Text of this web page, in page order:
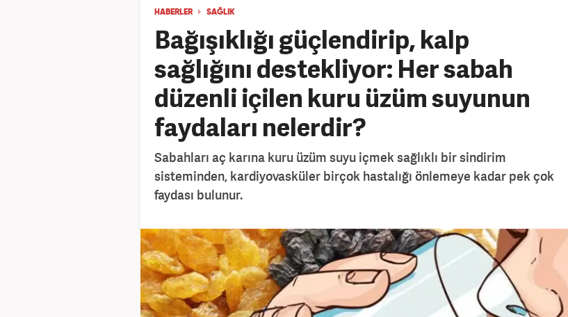
HABERLER SAĞLIK
Bağışıklığı güçlendirip, kalp
sağlığını destekliyor: Her sabah
düzenli içilen kuru üzüm suyunun
faydaları nelerdir?
Sabahları aç karına kuru üzüm suyu içmek sağlıklı bir sindirim
sisteminden, kardiyovasküler birçok hastalığı önlemeye kadar pek çok
faydası bulunur.